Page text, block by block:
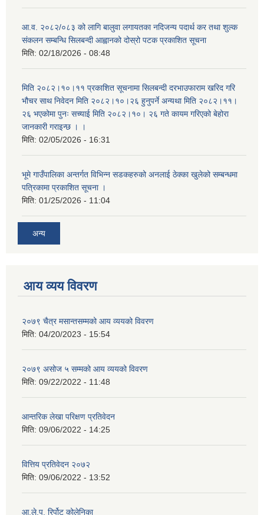
आ.व. २०८२/०८३ को लागि बालुवा लगायतका नदिजन्य पदार्थ कर तथा शुल्क
संकलन सम्बन्धि सिलबन्दी आह्वानको दोस्रो पटक प्रकाशित सूचना
मिति: 02/18/2026 - 08:48
मिति २०८२।१०।११ प्रकाशित सूचनामा सिलबन्दी दरभाउफाराम खरिद गरि
भौचर साथ निवेदन मिति २०८२।१०।२६ हुनुपर्ने अन्यथा मिति २०८२।११।
२६ भएकोमा पुनः सच्याई मिति २०८२।१०। २६ गते कायम गरिएको बेहोरा
जानकारी गराइन्छ । ।
मिति: 02/05/2026 - 16:31
भूमे गाउँपालिका अन्तर्गत विभिन्न सडकहरुको अनलाई ठेक्का खुलेको सम्बन्धमा
पत्रिकामा प्रकाशित सूचना ।
मिति: 01/25/2026 - 11:04
अन्य
आय व्यय विवरण
२०७९ चैत्र मसान्तसम्मको आय व्ययको विवरण
मिति: 04/20/2023 - 15:54
२०७९ असोज ५ सम्मको आय व्ययको विवरण
मिति: 09/22/2022 - 11:48
आन्तरिक लेखा परिक्षण प्रतिवेदन
मिति: 09/06/2022 - 14:25
वित्तिय प्रतिवेदन २०७२
मिति: 09/06/2022 - 13:52
आ.ले.प. रिर्पोट कोलेनिका